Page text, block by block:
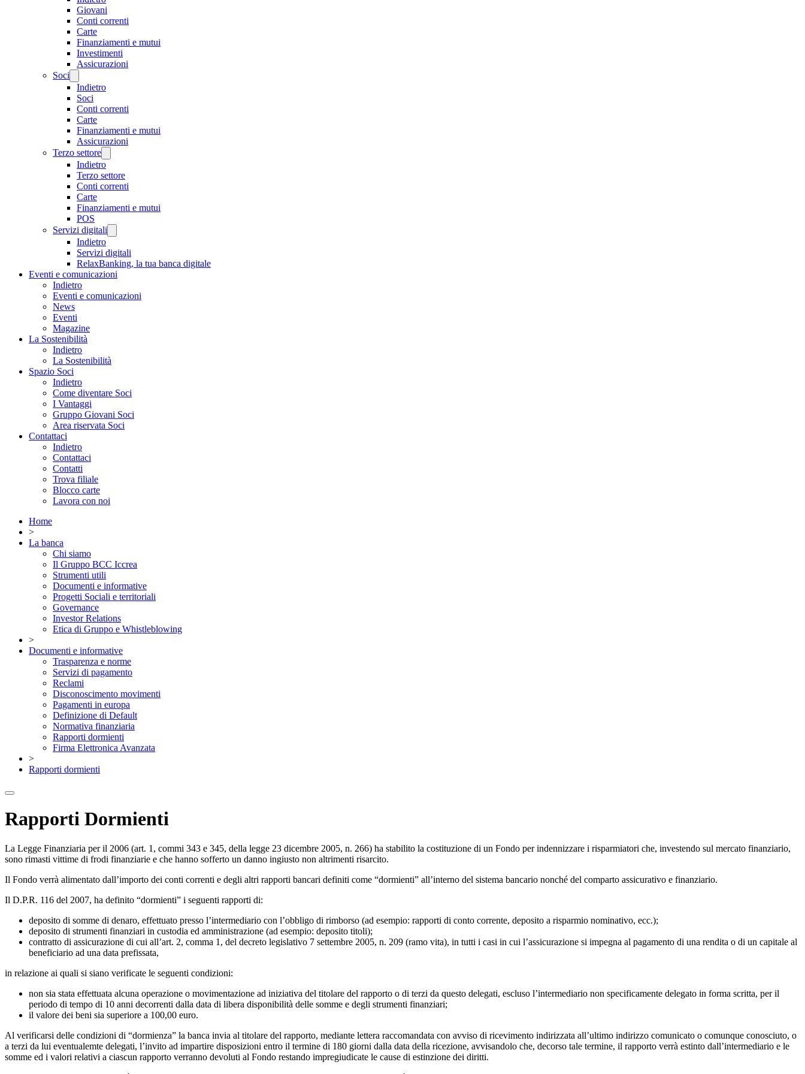
Giovani
Conti correnti
Carte
Finanziamenti e mutui
Investimenti
Assicurazioni
Soci
Indietro
Soci
Conti correnti
Carte
Finanziamenti e mutui
Assicurazioni
Terzo settore
Indietro
Terzo settore
Conti correnti
Carte
Finanziamenti e mutui
POS
Servizi digitali
Indietro
Servizi digitali
RelaxBanking, la tua banca digitale
Eventi e comunicazioni
Indietro
Eventi e comunicazioni
News
Eventi
Magazine
La Sostenibilità
Indietro
La Sostenibilità
Spazio Soci
Indietro
Come diventare Soci
I Vantaggi
Gruppo Giovani Soci
Area riservata Soci
Contattaci
Indietro
Contattaci
Contatti
Trova filiale
Blocco carte
Lavora con noi
Home
>
La banca
Chi siamo
Il Gruppo BCC Iccrea
Strumenti utili
Documenti e informative
Progetti Sociali e territoriali
Governance
Investor Relations
Etica di Gruppo e Whistleblowing
>
Documenti e informative
Trasparenza e norme
Servizi di pagamento
Reclami
Disconoscimento movimenti
Pagamenti in europa
Definizione di Default
Normativa finanziaria
Rapporti dormienti
Firma Elettronica Avanzata
>
Rapporti dormienti
Rapporti Dormienti
La Legge Finanziaria per il 2006 (art. 1, commi 343 e 345, della legge 23 dicembre 2005, n. 266) ha stabilito la costituzione di un Fondo per indennizzare i risparmiatori che, investendo sul mercato finanziario,
sono rimasti vittime di frodi finanziarie e che hanno sofferto un danno ingiusto non altrimenti risarcito.
Il Fondo verrà alimentato dall’importo dei conti correnti e degli altri rapporti bancari definiti come “dormienti” all’interno del sistema bancario nonché del comparto assicurativo e finanziario.
Il D.P.R. 116 del 2007, ha definito “dormienti” i seguenti rapporti di:
deposito di somme di denaro, effettuato presso l’intermediario con l’obbligo di rimborso (ad esempio: rapporti di conto corrente, deposito a risparmio nominativo, ecc.);
deposito di strumenti finanziari in custodia ed amministrazione (ad esempio: deposito titoli);
contratto di assicurazione di cui all’art. 2, comma 1, del decreto legislativo 7 settembre 2005, n. 209 (ramo vita), in tutti i casi in cui l’assicurazione si impegna al pagamento di una rendita o di un capitale al
beneficiario ad una data prefissata,
in relazione ai quali si siano verificate le seguenti condizioni:
non sia stata effettuata alcuna operazione o movimentazione ad iniziativa del titolare del rapporto o di terzi da questo delegati, escluso l’intermediario non specificamente delegato in forma scritta, per il
periodo di tempo di 10 anni decorrenti dalla data di libera disponibilità delle somme e degli strumenti finanziari;
il valore dei beni sia superiore a 100,00 euro.
Al verificarsi delle condizioni di “dormienza” la banca invia al titolare del rapporto, mediante lettera raccomandata con avviso di ricevimento indirizzata all’ultimo indirizzo comunicato o comunque conosciuto, o
a terzi da lui eventualemte delegati, l’invito ad impartire disposizioni entro il termine di 180 giorni dalla data della ricezione, avvisandolo che, decorso tale termine, il rapporto verrà estinto dall’intermediario e le
somme ed i valori relativi a ciascun rapporto verranno devoluti al Fondo restando impregiudicate le cause di estinzione dei diritti.